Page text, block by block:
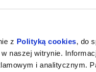
z Polityką cookies, do
naszej witrynie.
i analitycznym.